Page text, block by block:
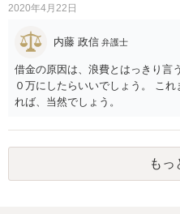
題です。質問者様の請求が認めら
ともいえますので、相手方に対し
みてはいかがでしょうか。 家に
でしょうか。 →相手方の態度が刑
脅迫等に該当し得るもの）であっ
くなどの対応が考えられます。
2020年4月22日
内藤 政信 弁護士
借金の原因は、浪費とはっきり言
０万にしたらいいでしょう。 こ
れば、当然でしょう。
もっ